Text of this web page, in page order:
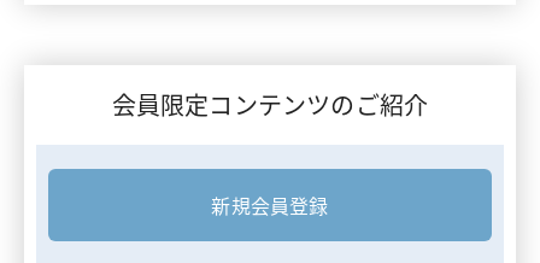
会員限定コンテンツのご紹介
新規会員登録